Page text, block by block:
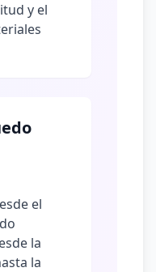
y el
el
la
la